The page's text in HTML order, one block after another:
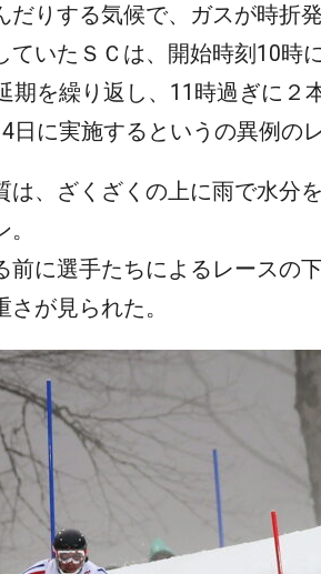
だりする気候で、ガスが時折発
ていたＳＣは、開始時刻10時
期を繰り返し、11時過ぎに２
日に実施するというの異例の
は、ざくざくの上に雨で水分
前に選手たちによるレースの
が見られた。